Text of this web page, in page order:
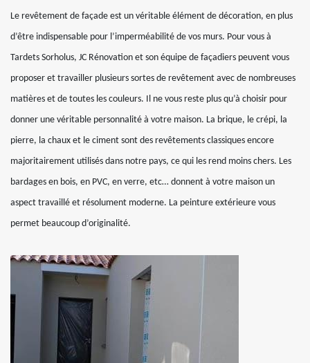
Le revêtement de façade est un véritable élément de décoration, en plus
d’être indispensable pour l’imperméabilité de vos murs. Pour vous à
Tardets Sorholus, JC Rénovation et son équipe de façadiers peuvent vous
proposer et travailler plusieurs sortes de revêtement avec de nombreuses
matières et de toutes les couleurs. Il ne vous reste plus qu’à choisir pour
donner une véritable personnalité à votre maison. La brique, le crépi, la
pierre, la chaux et le ciment sont des revêtements classiques encore
majoritairement utilisés dans notre pays, ce qui les rend moins chers. Les
bardages en bois, en PVC, en verre, etc… donnent à votre maison un
aspect travaillé et résolument moderne. La peinture extérieure vous
permet beaucoup d’originalité.